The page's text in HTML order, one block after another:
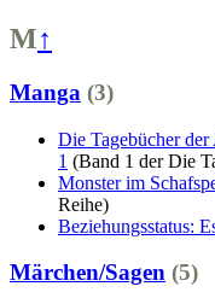
M↑
Manga (3)
Die Tagebücher
1 (Band 1 der Die
Monster im
Reihe)
Beziehungsstatus:
Märchen/Sagen (5)